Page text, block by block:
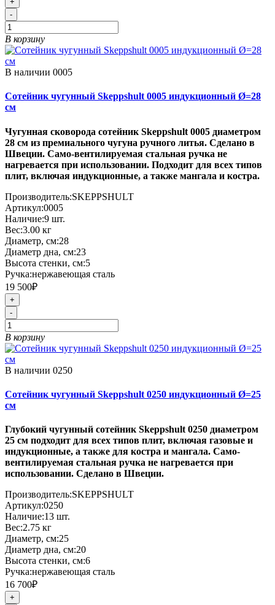
-
В корзину
В наличии 0005
Сотейник чугунный Skeppshult 0005 индукционный Ø=28
см
Чугунная сковорода сотейник Skeppshult 0005 диаметром
28 см из премиального чугуна ручного литья. Сделано в
Швеции. Само-вентилируемая стальная ручка не
нагревается при использовании. Подходит для всех типов
плит, включая индукционные, а также мангала и костра.
Производитель:SKEPPSHULT
Артикул:0005
Наличие:9 шт.
Вес:3.00 кг
Диаметр, см:28
Диаметр дна, см:23
Высота стенки, см:5
Ручка:нержавеющая сталь
19 500₽
+
-
В корзину
В наличии 0250
Сотейник чугунный Skeppshult 0250 индукционный Ø=25
см
Глубокий чугунный сотейник Skeppshult 0250 диаметром
25 см подходит для всех типов плит, включая газовые и
индукционные, а также для костра и мангала. Само-
вентилируемая стальная ручка не нагревается при
использовании. Сделано в Швеции.
Производитель:SKEPPSHULT
Артикул:0250
Наличие:13 шт.
Вес:2.75 кг
Диаметр, см:25
Диаметр дна, см:20
Высота стенки, см:6
Ручка:нержавеющая сталь
16 700₽
+